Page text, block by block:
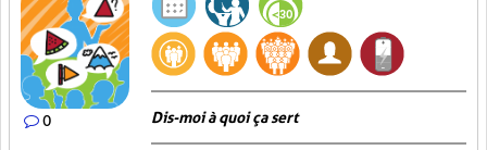
0 Dis-moi à quoi ça sert